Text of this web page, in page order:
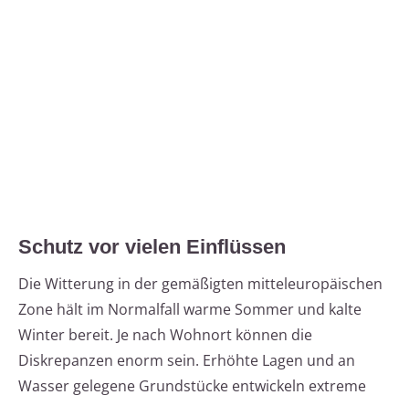
Schutz vor vielen Einflüssen
Die Witterung in der gemäßigten mitteleuropäischen
Zone hält im Normalfall warme Sommer und kalte
Winter bereit. Je nach Wohnort können die
Diskrepanzen enorm sein. Erhöhte Lagen und an
Wasser gelegene Grundstücke entwickeln extreme